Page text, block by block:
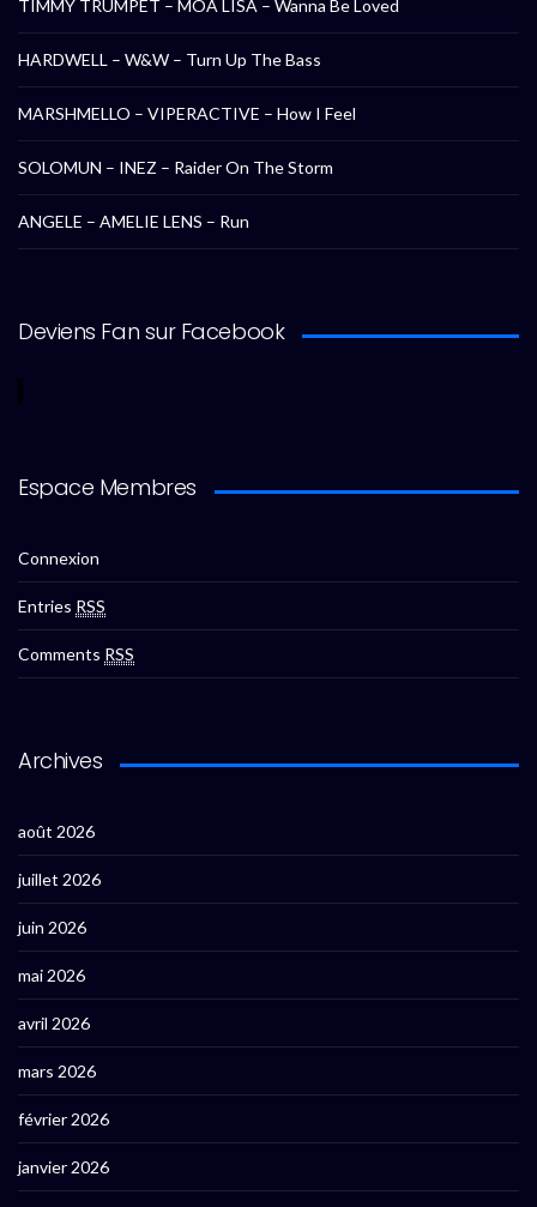
TIMMY TRUMPET – MOA LISA – Wanna Be Loved
HARDWELL – W&W – Turn Up The Bass
MARSHMELLO – VIPERACTIVE – How I Feel
SOLOMUN – INEZ – Raider On The Storm
ANGELE – AMELIE LENS – Run
Deviens Fan sur Facebook
Espace Membres
Connexion
Entries RSS
Comments RSS
Archives
août 2026
juillet 2026
juin 2026
mai 2026
avril 2026
mars 2026
février 2026
janvier 2026